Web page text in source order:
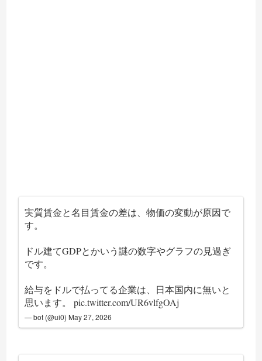
実質賃金と名目賃金の差は、物価の変動が原因で
す。
ドル建てGDPとかいう謎の数字やグラフの見過ぎ
です。
給与をドルで払ってる企業は、日本国内に無いと
思います。pic.twitter.com/UR6vlfgOAj
— bot (@ui0) May 27, 2026